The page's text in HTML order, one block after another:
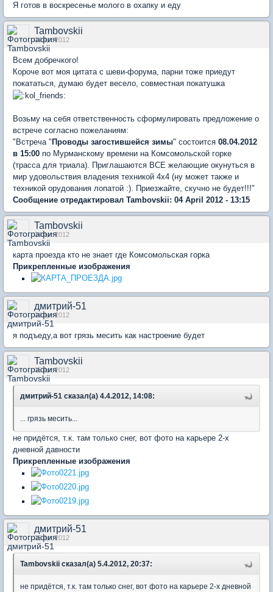
Я готов в воскресенье молого в охапку и еду
Tambovskii
04 Apr 2012
Всем добречкого!
Короче вот моя цитата с шеви-форума, парни тоже приедут
покататься, думаю будет весело, совместная покатушка
Возьму на себя ответственность сформулировать предложение о
встрече согласно пожеланиям:
"Встреча " Проводы загостившейся зимы" состоится 08.04.2012
в 15:00 по Мурманскому времени на Комсомольской горке
(трасса для триала). Приглашаются ВСЕ желающие окунуться в
мир удовольствия владения техникой 4х4 (ну может также и
техникой орудования лопатой :). Приезжайте, скучно не будет!!!"
Сообщение отредактировал Tambovskii: 04 April 2012 - 13:15
Tambovskii
04 Apr 2012
карта проезда кто не знает где Комсомольская горка
Прикрепленные изображения
дмитрий-51
04 Apr 2012
я подъеду,а вот грязь месить как настроение будет
Tambovskii
05 Apr 2012
дмитрий-51 сказал(а) 4.4.2012, 14:08:
... грязь месить...
не придётся, т.к. там только снег, вот фото на карьере 2-х
дневной давности
Прикрепленные изображения
дмитрий-51
05 Apr 2012
Tambovskii сказал(а) 5.4.2012, 20:37:
не придётся, т.к. там только снег, вот фото на карьере 2-х дневной